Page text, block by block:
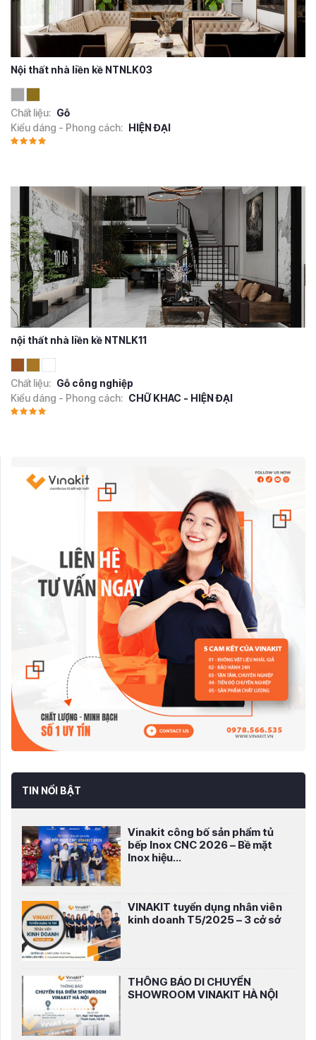
TIN NỔI BẬT
Vinakit công bố sản phẩm tủ
bếp Inox CNC 2026 – Bề mặt
Inox hiệu...
VINAKIT tuyển dụng nhân viên
kinh doanh T5/2025 – 3 cở sở
THÔNG BÁO DI CHUYỂN
SHOWROOM VINAKIT HÀ NỘI
Nội thất nhà liền kề NTNLK03
Chất liệu: Gỗ
Kiểu dáng - Phong cách: HIỆN ĐẠI
nội thất nhà liền kề NTNLK11
Chất liệu: Gỗ công nghiệp
Kiểu dáng - Phong cách: CHỮ KHAC - HIỆN ĐẠI